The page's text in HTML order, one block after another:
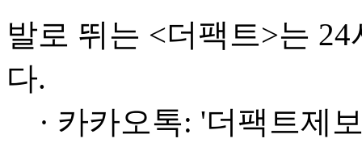
발로 뛰는 <더팩트>는
다.
· 카카오톡: '더팩트제